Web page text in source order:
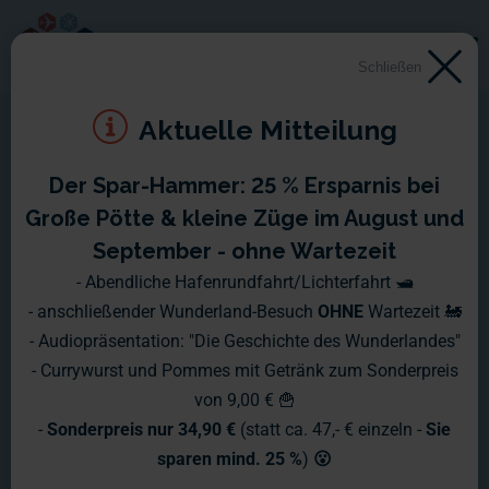
Schließen
Aktuelle Mitteilung
Der Spar-Hammer: 25 % Ersparnis bei
Große Pötte & kleine Züge im August und
September - ohne Wartezeit
- Abendliche Hafenrundfahrt/Lichterfahrt 🛥️
- anschließender Wunderland-Besuch OHNE Wartezeit 🚂
- Audiopräsentation: "Die Geschichte des Wunderlandes"
- Currywurst und Pommes mit Getränk zum Sonderpreis
von 9,00 € 🍟
- Sonderpreis nur 34,90 € (statt ca. 47,- € einzeln - Sie
sparen mind. 25 %) 😮